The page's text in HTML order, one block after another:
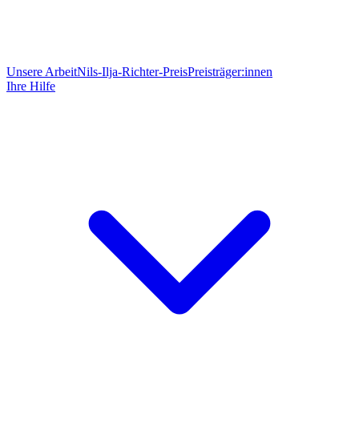
Unsere ArbeitNils-Ilja-Richter-PreisPreisträger:innen
Ihre Hilfe